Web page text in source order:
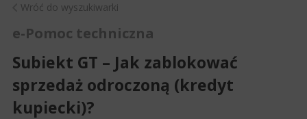
Wróć do wyszukiwarki
e-Pomoc techniczna
Subiekt GT – Jak zablokować
sprzedaż odroczoną (kredyt
kupiecki)?